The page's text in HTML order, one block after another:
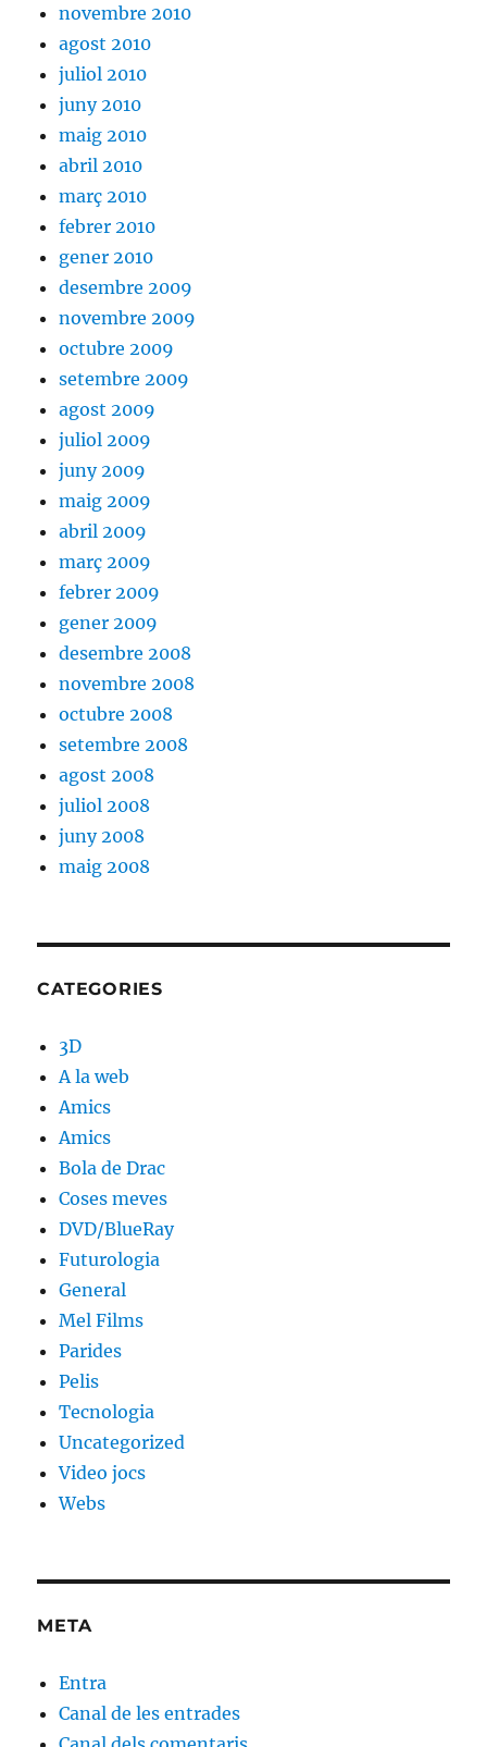
novembre 2010
agost 2010
juliol 2010
juny 2010
maig 2010
abril 2010
març 2010
febrer 2010
gener 2010
desembre 2009
novembre 2009
octubre 2009
setembre 2009
agost 2009
juliol 2009
juny 2009
maig 2009
abril 2009
març 2009
febrer 2009
gener 2009
desembre 2008
novembre 2008
octubre 2008
setembre 2008
agost 2008
juliol 2008
juny 2008
maig 2008
CATEGORIES
3D
A la web
Amics
Amics
Bola de Drac
Coses meves
DVD/BlueRay
Futurologia
General
Mel Films
Parides
Pelis
Tecnologia
Uncategorized
Video jocs
Webs
META
Entra
Canal de les entrades